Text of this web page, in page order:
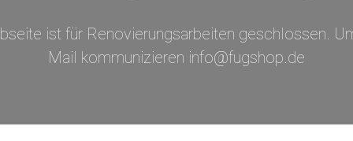
ist für Renovierungsarbeiten geschlossen.
Mail kommunizieren info@fugshop.de